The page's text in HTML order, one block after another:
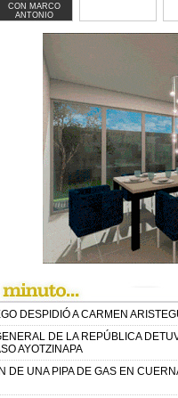
CON MARCO
ANTONIO
GUEVARA
DESPIDIÓ A CARMEN
DE LA REPÚBLICA
AYOTZINAPA
DE UNA PIPA DE GAS EN